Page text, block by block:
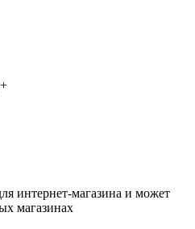
+
интернет-магазина и может
магазинах